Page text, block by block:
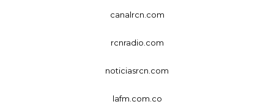
canalrcn.com
rcnradio.com
noticiasrcn.com
lafm.com.co